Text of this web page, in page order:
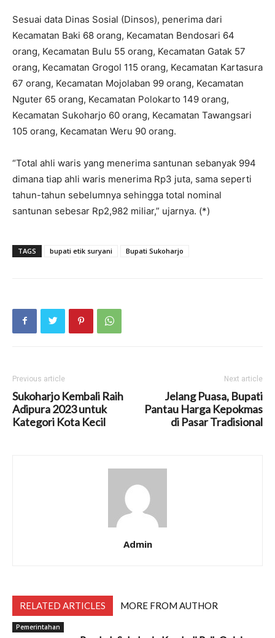
Sesuai data Dinas Sosial (Dinsos), penerima dari
Kecamatan Baki 68 orang, Kecamatan Bendosari 64
orang, Kecamatan Bulu 55 orang, Kecamatan Gatak 57
orang, Kecamatan Grogol 115 orang, Kecamatan Kartasura
67 orang, Kecamatan Mojolaban 99 orang, Kecamatan
Nguter 65 orang, Kecamatan Polokarto 149 orang,
Kecamatan Sukoharjo 60 orang, Kecamatan Tawangsari
105 orang, Kecamatan Weru 90 orang.
“Total ahli waris yang menerima santunan sebanyak 994
dimana tiap ahli waris menerima Rp3 juta, sama seperti
tahun-tahun sebelumnya sehingga total nominal
santunan sebesar Rp2,982 miliar,” ujarnya. (*)
TAGS bupati etik suryani Bupati Sukoharjo
Previous article
Sukoharjo Kembali Raih
Adipura 2023 untuk
Kategori Kota Kecil
Next article
Jelang Puasa, Bupati
Pantau Harga Kepokmas
di Pasar Tradisional
Admin
RELATED ARTICLES MORE FROM AUTHOR
Pemerintahan